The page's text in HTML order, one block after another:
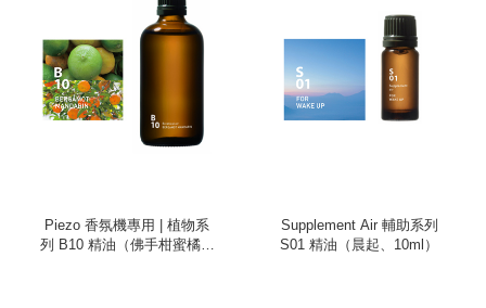
Piezo 香氛機專用 | 植物系
列 B10 精油（佛手柑蜜橘、
Supplement Air 輔助系列
S01 精油（晨起、10ml）